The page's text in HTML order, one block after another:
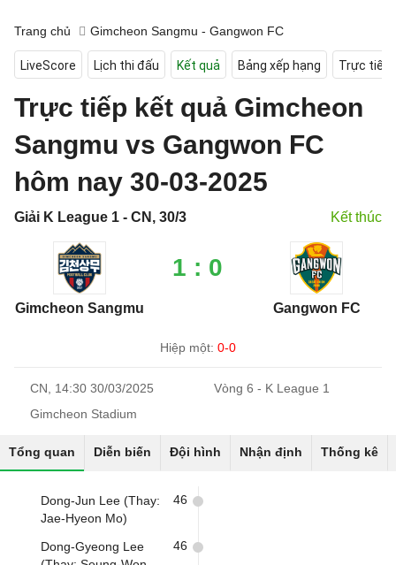
Trang chủ Gimcheon Sangmu - Gangwon FC
LiveScore Lịch thi đấu Kết quả Bảng xếp hạng Trực tiếp
Trực tiếp kết quả Gimcheon
Sangmu vs Gangwon FC
hôm nay 30-03-2025
Giải K League 1 - CN, 30/3 Kết thúc
Gimcheon Sangmu
1 : 0
Gangwon FC
Hiệp một: 0-0
CN, 14:30 30/03/2025
Vòng 6 - K League 1
Gimcheon Stadium
Tổng quan Diễn biến Đội hình Nhận định Thống kê
Dong-Jun Lee (Thay:
Jae-Hyeon Mo)
46
Dong-Gyeong Lee
46